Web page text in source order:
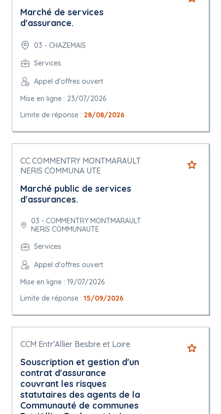
Marché de services
d'assurance.
03 - CHAZEMAIS
Services
Appel d'offres ouvert
Mise en ligne : 23/07/2026
Limite de réponse : 28/08/2026
CC COMMENTRY MONTMARAULT
NERIS COMMUNA UTE
Marché public de services
d'assurances.
03 - COMMENTRY MONTMARAULT
NERIS COMMUNAUTE
Services
Appel d'offres ouvert
Mise en ligne : 19/07/2026
Limite de réponse : 15/09/2026
CCM Entr'Allier Besbre et Loire
Souscription et gestion d'un
contrat d'assurance
couvrant les risques
statutaires des agents de la
Communauté de communes